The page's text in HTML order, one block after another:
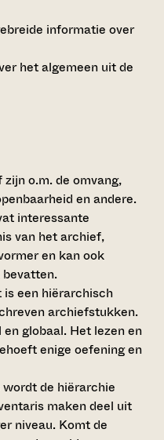
informatie over
het algemeen uit de
o.m. de omvang,
en andere.
interessante
van het archief,
en kan ook
een hiërarchisch
archiefstukken.
globaal. Het lezen en
enige oefening en
de hiërarchie
maken deel uit
niveau. Komt de